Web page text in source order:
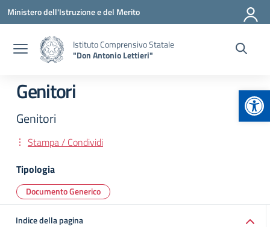
Vai ai contenuti
Vai al menu di navigazione
Vai al footer
Ministero dell'Istruzione e del Merito
Istituto Comprensivo Statale
"Don Antonio Lettieri"
Genitori
Genitori
Stampa / Condividi
Tipologia
Documento Generico
Indice della pagina